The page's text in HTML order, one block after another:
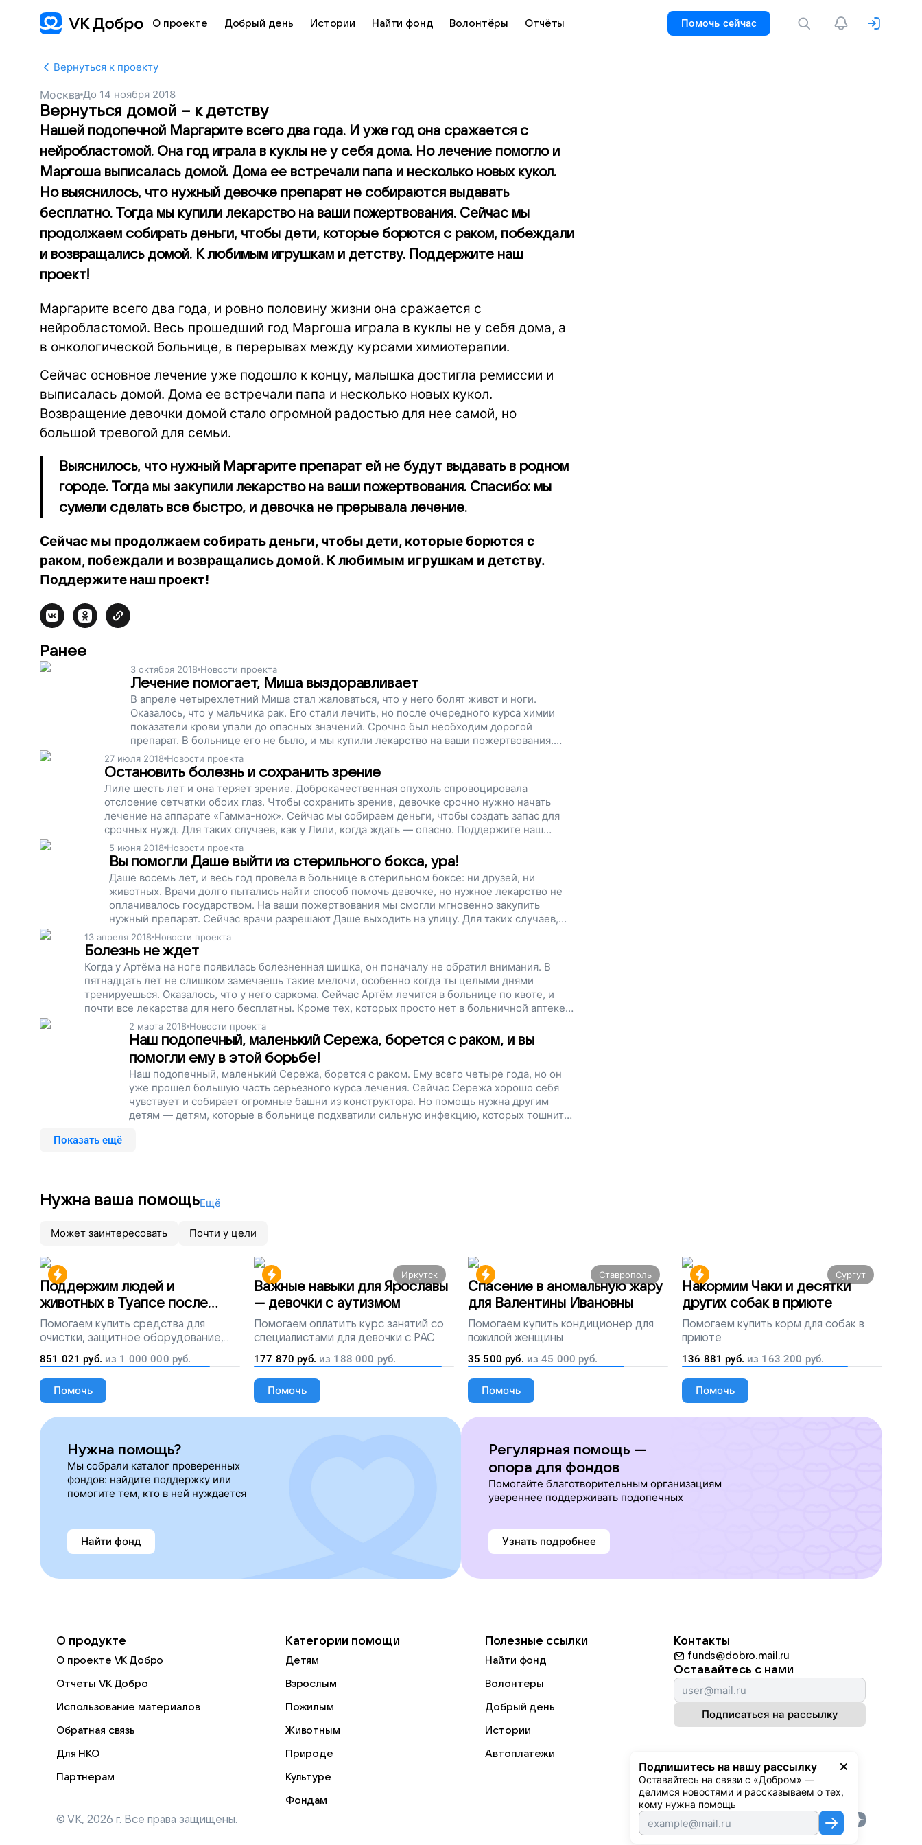
О проекте Добрый день Истории Найти фонд Волонтёры Отчёты Помочь сейчас
Вернуться к проекту
Москва До 14 ноября 2018
Вернуться домой – к детству
Нашей подопечной Маргарите всего два года. И уже год она сражается с
нейробластомой. Она год играла в куклы не у себя дома. Но лечение помогло и
Маргоша выписалась домой. Дома ее встречали папа и несколько новых кукол.
Но выяснилось, что нужный девочке препарат не собираются выдавать
бесплатно. Тогда мы купили лекарство на ваши пожертвования. Сейчас мы
продолжаем собирать деньги, чтобы дети, которые борются с раком, побеждали
и возвращались домой. К любимым игрушкам и детству. Поддержите наш
проект!
Маргарите всего два года, и ровно половину жизни она сражается с
нейробластомой. Весь прошедший год Маргоша играла в куклы не у себя дома, а
в онкологической больнице, в перерывах между курсами химиотерапии.
Сейчас основное лечение уже подошло к концу, малышка достигла ремиссии и
выписалась домой. Дома ее встречали папа и несколько новых кукол.
Возвращение девочки домой стало огромной радостью для нее самой, но
большой тревогой для семьи.
Выяснилось, что нужный Маргарите препарат ей не будут выдавать в родном
городе. Тогда мы закупили лекарство на ваши пожертвования. Спасибо: мы
сумели сделать все быстро, и девочка не прерывала лечение.
Сейчас мы продолжаем собирать деньги, чтобы дети, которые борются с
раком, побеждали и возвращались домой. К любимым игрушкам и детству.
Поддержите наш проект!
Ранее
3 октября 2018 Новости проекта
Лечение помогает, Миша выздоравливает
В апреле четырехлетний Миша стал жаловаться, что у него болят живот и ноги.
Оказалось, что у мальчика рак. Его стали лечить, но после очередного курса химии
показатели крови упали до опасных значений. Срочно был необходим дорогой
препарат. В больнице его не было, и мы купили лекарство на ваши пожертвования.
Сейчас Миша идет на поправку. А мы продолжаем собирать деньги. Помогите детям
обогнать рак и победить, поддержите наш проект!
27 июля 2018 Новости проекта
Остановить болезнь и сохранить зрение
Лиле шесть лет и она теряет зрение. Доброкачественная опухоль спровоцировала
отслоение сетчатки обоих глаз. Чтобы сохранить зрение, девочке срочно нужно начать
лечение на аппарате «Гамма-нож». Сейчас мы собираем деньги, чтобы создать запас для
срочных нужд. Для таких случаев, как у Лили, когда ждать — опасно. Поддержите наш
проект, помогите детям опередить болезнь!
5 июня 2018 Новости проекта
Вы помогли Даше выйти из стерильного бокса, ура!
Даше восемь лет, и весь год провела в больнице в стерильном боксе: ни друзей, ни
животных. Врачи долго пытались найти способ помочь девочке, но нужное лекарство не
оплачивалось государством. На ваши пожертвования мы смогли мгновенно закупить
нужный препарат. Сейчас врачи разрешают Даше выходить на улицу. Для таких случаев,
как этот, мы продолжаем собирать деньги, чтобы дети, которые борются с тяжелой
болезнью, не ждали нужного препарата, теряя время, а получали лечение
незамедлительно. Поддержите наш проект!
13 апреля 2018 Новости проекта
Болезнь не ждет
Когда у Артёма на ноге появилась болезненная шишка, он поначалу не обратил внимания. В
пятнадцать лет не слишком замечаешь такие мелочи, особенно когда ты целыми днями
тренируешься. Оказалось, что у него саркома. Сейчас Артём лечится в больнице по квоте, и
почти все лекарства для него бесплатны. Кроме тех, которых просто нет в больничной аптеке.
Благодаря вам, мы можем сразу купить срочный препарат для Артема на средства из нашего
резерва. Сейчас мы продолжаем сбор. Помогите детям опередить болезнь и вернуть себе свою
жизнь, поддержите наш проект!
2 марта 2018 Новости проекта
Наш подопечный, маленький Сережа, борется с раком, и вы
помогли ему в этой борьбе!
Наш подопечный, маленький Сережа, борется с раком. Ему всего четыре года, но он
уже прошел большую часть серьезного курса лечения. Сейчас Сережа хорошо себя
чувствует и собирает огромные башни из конструктора. Но помощь нужна другим
детям — детям, которые в больнице подхватили сильную инфекцию, которых тошнит
Показать ещё
Нужна ваша помощьЕщё
Может заинтересовать Почти у цели
Поддержим людей и
животных в Туапсе после
разлива мазута
Помогаем купить средства для
очистки, защитное оборудование,
лекарства, корм и предметы первой
необходимости
851 021 руб. из 1 000 000 руб.
Помочь
Иркутск
Важные навыки для Ярославы
— девочки с аутизмом
Помогаем оплатить курс занятий со
специалистами для девочки с РАС
177 870 руб. из 188 000 руб.
Помочь
Ставрополь
Спасение в аномальную жару
для Валентины Ивановны
Помогаем купить кондиционер для
пожилой женщины
35 500 руб. из45 000 руб.
Помочь
Сургут
Накормим Чаки и десятки
других собак в приюте
Помогаем купить корм для собак в
приюте
136 881 руб. из 163 200 руб.
Помочь
Нужна помощь?
Мы собрали каталог проверенных
фондов: найдите поддержку или
помогите тем, кто в ней нуждается
Найти фонд
Регулярная помощь —
опора для фондов
Помогайте благотворительным организациям
увереннее поддерживать подопечных
Узнать подробнее
Подпишитесь на нашу рассылку
Оставайтесь на связи с «Добром» —
делимся новостями и рассказываем о тех,
кому нужна помощь
О продукте
О проекте VK Добро
Отчеты VK Добро
Использование материалов
Обратная связь
Для НКО
Партнерам
Категории помощи
Детям
Взрослым
Пожилым
Животным
Природе
Культуре
Фондам
Полезные ссылки
Найти фонд
Волонтеры
Добрый день
Истории
Автоплатежи
Контакты
funds@dobro.mail.ru
Оставайтесь с нами
Подписаться на рассылку
© VK, 2026 г. Все права защищены.